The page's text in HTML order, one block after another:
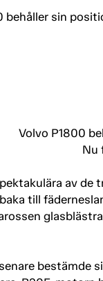
behåller sin
Volvo P1800
Nu
av de
till
bestämde